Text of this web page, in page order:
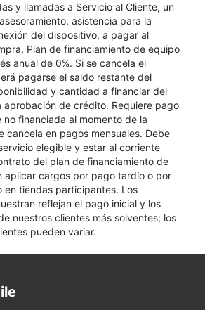
y llamadas a Servicio al Cliente, un
asistencia para la
del dispositivo, a pagar al
Plan de financiamiento de equipo
anual de 0%. Si se cancela el
pagarse el saldo restante del
y cantidad a financiar del
aprobación de crédito. Requiere pago
financiada al momento de la
cancela en pagos mensuales. Debe
elegible y estar al corriente
del plan de financiamiento de
aplicar cargos por pago tardío o por
en tiendas participantes. Los
reflejan el pago inicial y los
nuestros clientes más solventes; los
pueden variar.